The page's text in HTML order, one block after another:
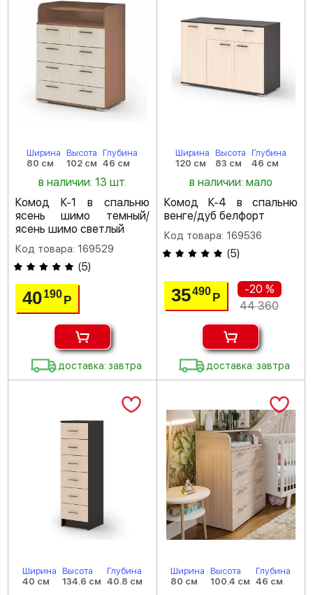
Ширина
80 см
Высота
102 см
Глубина
46 см
в наличии: 13 шт.
Комод К-1 в спальню
ясень шимо темный/
ясень шимо светлый
Код товара: 169529
(5)
40190Р
доставка: завтра
Ширина
120 см
Высота
83 см
Глубина
46 см
в наличии: мало
Комод К-4 в спальню
венге/дуб белфорт
Код товара: 169536
(5)
35490 Р
-20 %
44 360
доставка: завтра
Ширина
40 см
Высота
134.6 см
Глубина
40.8 см
Ширина
80 см
Высота
100.4 см
Глубина
46 см